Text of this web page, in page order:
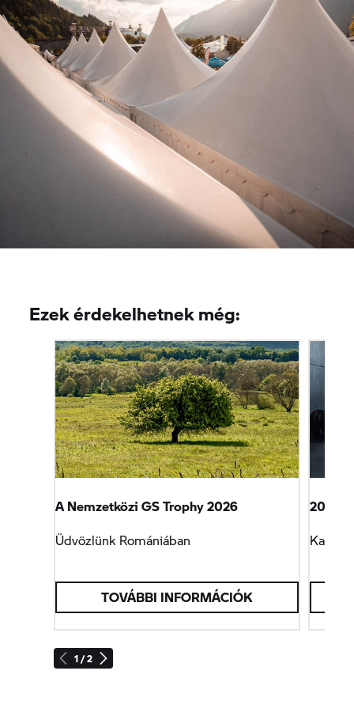
Ezek érdekelhetnek még:
1 / 2
A NemzetköziGS Trophy2026
Üdvözlünk Romániában
TOVÁBBI INFORMÁCIÓK
2027